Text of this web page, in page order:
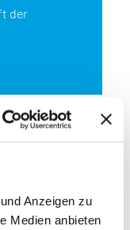
Anzeigen zu
Medien anbieten
der